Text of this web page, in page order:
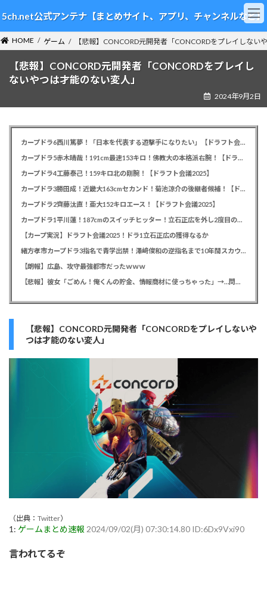
ン
テ
ン
ツ
ビ
ゲ
ー
シ
5ch.net公式アンテナ【まとめサイト、アプリ、チャンネルなど】
HOME ゲーム 【悲報】CONCORD元開発者「CONCORDをプレイしない
【悲報】CONCORD元開発者「CONCORDをプレイし
ないやつは才能のない変人」
2024年9月2日
カープドラ6西川篤夢！「日本を代表する遊撃手になりたい」【ドラフト会議2025】
カープドラ5赤木晴哉！191cm最速153キロ！佛教大の本格派右腕！【ドラフト会議2025】
カープドラ4工藤泰己！159キロ北の剛腕！【ドラフト会議2025】
カープドラ3勝田成！近畿大163cmセカンド！菊池涼介の後継者候補！【ドラフト会議2025】
カープドラ2齊藤汰直！亜大152キロエース！【ドラフト会議2025】
カープドラ1平川蓮！187cmのスイッチヒッター！立石正広を外し2度目の重複も新井監督がクジを引き当てる！【ドラフト会議2025】
【カープ実況】ドラフト会議2025！ドラ1立石正広の獲得なるか
緒方孝市カープドラ3指名で青学出禁！澤﨑俊和の逆指名まで10年間スカウト出禁
【朗報】広島、攻守最強都市だったｗｗｗ
【悲報】彼女「ごめん！俺くんの貯金、情報商材に使っちゃった」→…問い詰めたらギャン泣きされたんだが俺が悪いのか？
【悲報】CONCORD元開発者「CONCORDをプレイしないや
つは才能のない変人」
（出典： Twitter）
1: ゲームまとめ速報 2024/09/02(月) 07:30:14.80 ID:6Dx9Vxi90
言われてるぞ